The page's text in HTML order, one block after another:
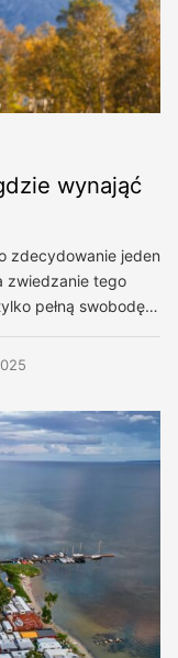
wynająć
zdecydowanie jeden
zwiedzanie tego
pełną swobodę…